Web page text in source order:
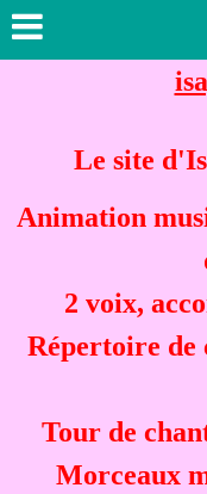
Le site
Animation
2 voix,
Répertoire de
Tour de
Morceaux